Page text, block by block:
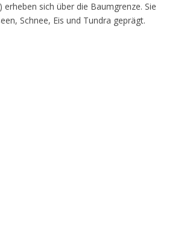
sich über die Baumgrenze. Sie
Schnee, Eis und Tundra geprägt.